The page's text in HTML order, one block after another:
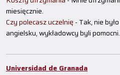
miesięcznie.
Czy polecasz uczelnię - Tak, nie
angielsku, wykładowcy byli pomocni.
Universidad de Granada